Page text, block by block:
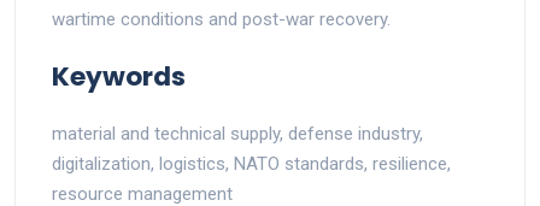
wartime conditions and post-war recovery.
Keywords
material and technical supply, defense industry,
digitalization, logistics, NATO standards, resilience,
resource management